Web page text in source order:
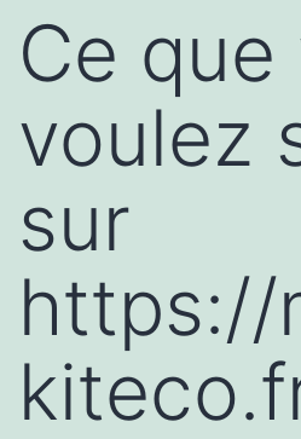
Ce que
voulez
sur
https://